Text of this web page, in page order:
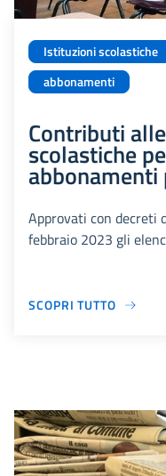
Istituzioni scolastiche
abbonamenti
Contributi
scolastiche
abbonamenti
Approvati con decreti
febbraio 2023 gli
SCOPRI TUTTO